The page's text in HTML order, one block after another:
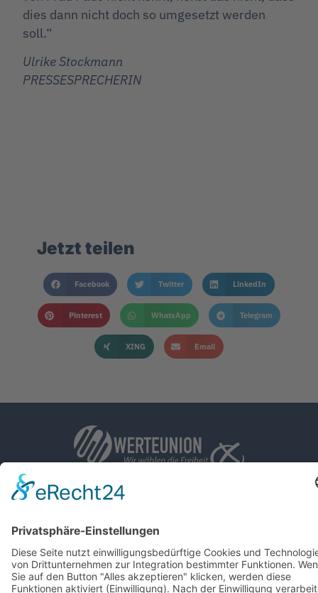
dies dann nicht doch so umgesetzt werden
soll.“
Ulrike Stockmann
PRESSESPRECHERIN
Jetzt teilen
Facebook Twitter LinkedIn
Pinterest WhatsApp Telegram
XING Email
DATENSCHUTZHINWEISE